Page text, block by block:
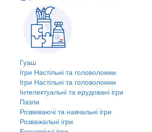
Гуаш
Ігри Настільні та головоломки
Ігри Настільні та головоломки
Інтелектуальні та ерудовані ігри
Пазли
Розвиваючі та навчальні ігри
Розважальні ігри